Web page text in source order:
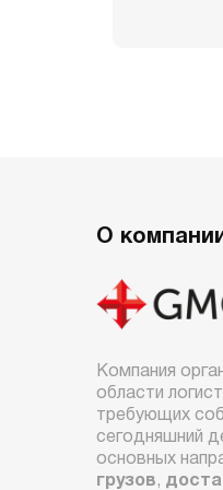
О
Компания
области
требующих
сегодняшний
основных
грузов,